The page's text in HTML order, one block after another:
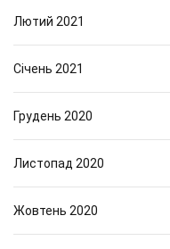
Лютий 2021
Січень 2021
Грудень 2020
Листопад 2020
Жовтень 2020